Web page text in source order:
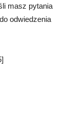
masz pytania
odwiedzenia